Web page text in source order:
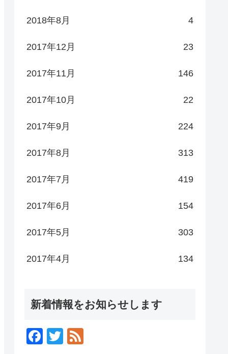
2018年8月 4
2017年12月 23
2017年11月 146
2017年10月 22
2017年9月 224
2017年8月 313
2017年7月 419
2017年6月 154
2017年5月 303
2017年4月 134
新着情報をお知らせします
F
T